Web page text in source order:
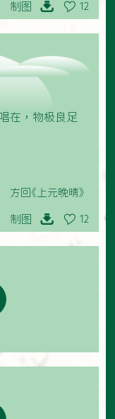
制图 12
在，物极良足
方回《上元晚晴》
制图 12